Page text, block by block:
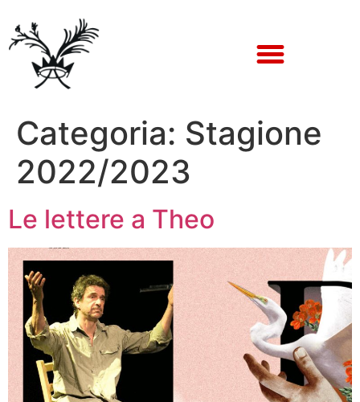
Categoria: Stagione
2022/2023
Le lettere a Theo